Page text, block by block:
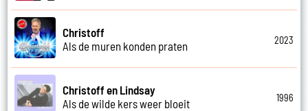
Christoff
Als de muren konden praten
2023
Christoff en Lindsay
Als de wilde kers weer bloeit
1996